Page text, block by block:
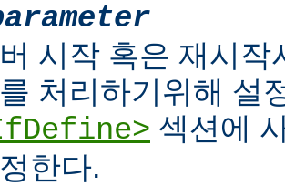
시작 혹은 재시작
처리하기위해 설
섹션에
한다.